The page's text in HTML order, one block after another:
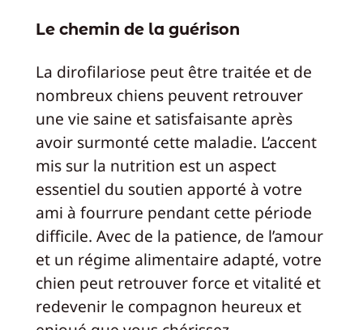
Le chemin de la guérison
La dirofilariose peut être traitée et de
nombreux chiens peuvent retrouver
une vie saine et satisfaisante après
avoir surmonté cette maladie. L’accent
mis sur la nutrition est un aspect
essentiel du soutien apporté à votre
ami à fourrure pendant cette période
difficile. Avec de la patience, de l’amour
et un régime alimentaire adapté, votre
chien peut retrouver force et vitalité et
redevenir le compagnon heureux et